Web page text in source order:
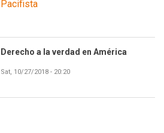
Pacifista
Derecho a la verdad en América
Sat, 10/27/2018 - 20:20